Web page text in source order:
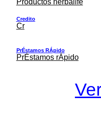
Credito
Cr
PrÉstamos RÁpido
PrÉstamos rÁpido